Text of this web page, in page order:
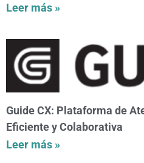
Leer más »
Guide CX: Plataforma de
Eficiente y Colaborativa
Leer más »